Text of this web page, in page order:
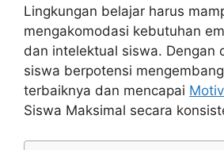
Lingkungan belajar harus
mengakomodasi kebutuhan
dan intelektual siswa. Dengan
siswa berpotensi
terbaiknya dan mencapai
Siswa Maksimal secara